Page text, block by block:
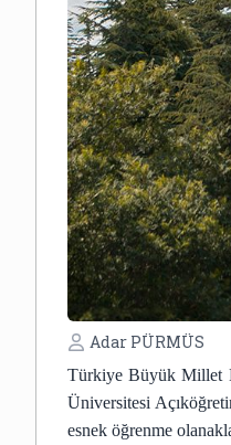
Adar PÜRMÜS
Türkiye Büyük Millet
Üniversitesi
esnek öğrenme